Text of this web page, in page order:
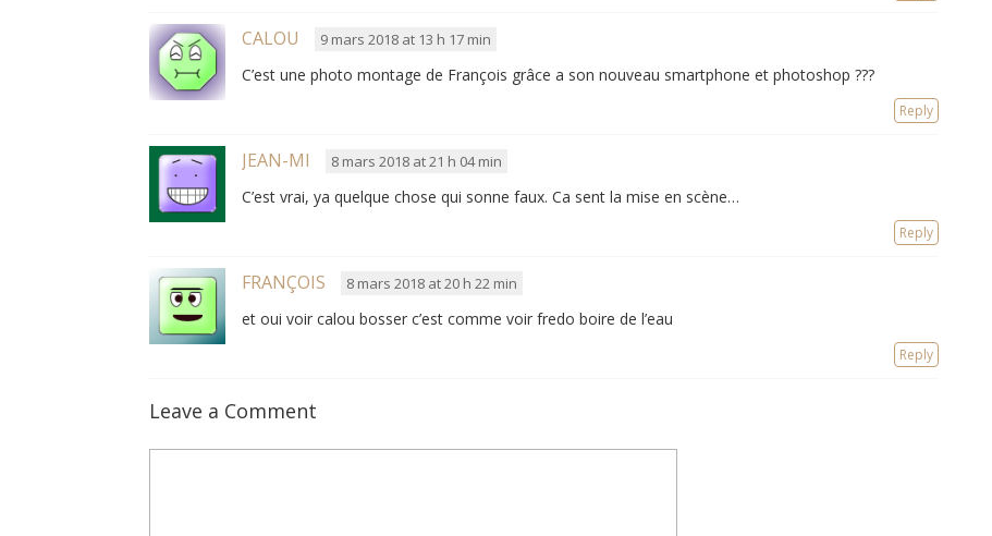
CALOU 9 mars 2018 at 13 h 17 min
C’est une photo montage de François grâce a son nouveau smartphone et photoshop ???
Reply
JEAN-MI 8 mars 2018 at 21 h 04 min
C’est vrai, ya quelque chose qui sonne faux. Ca sent la mise en scène…
Reply
FRANÇOIS 8 mars 2018 at 20 h 22 min
et oui voir calou bosser c’est comme voir fredo boire de l’eau
Reply
Leave a Comment